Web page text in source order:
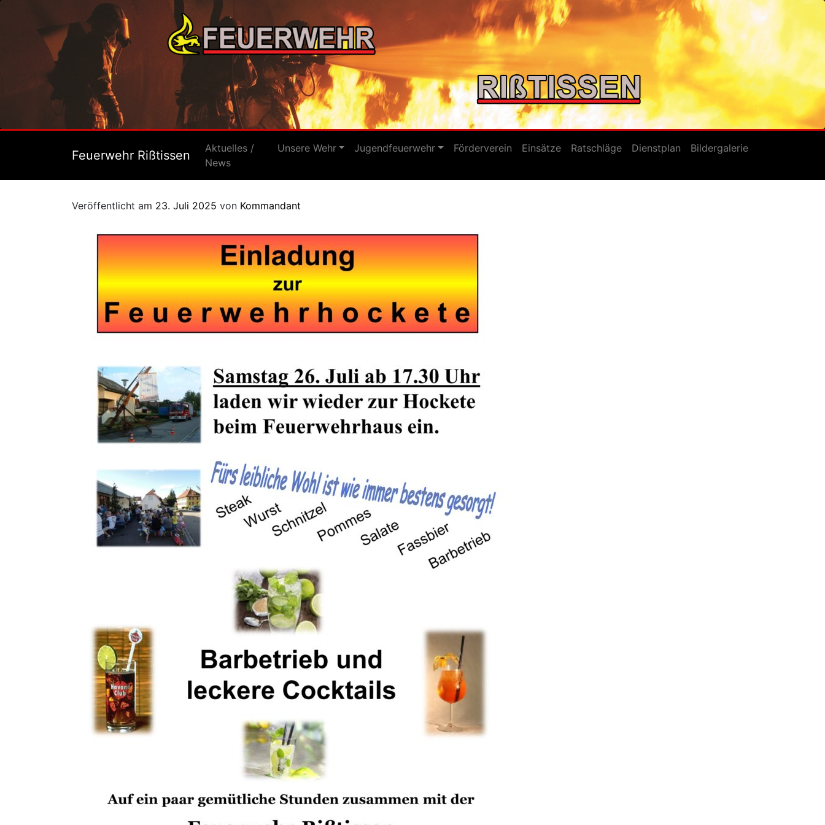
Feuerwehr Rißtissen
Aktuelles /
News
Unsere Wehr Jugendfeuerwehr Förderverein Einsätze Ratschläge Dienstplan Bildergalerie
Veröffentlicht am 23. Juli 2025 von Kommandant